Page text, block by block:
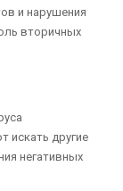
и нарушения
вторичных
искать другие
негативных